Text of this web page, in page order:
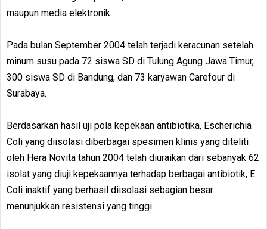
maupun media elektronik.
Pada bulan September 2004 telah terjadi keracunan setelah
minum susu pada 72 siswa SD di Tulung Agung Jawa Timur,
300 siswa SD di Bandung, dan 73 karyawan Carefour di
Surabaya.
Berdasarkan hasil uji pola kepekaan antibiotika, Escherichia
Coli yang diisolasi diberbagai spesimen klinis yang diteliti
oleh Hera Novita tahun 2004 telah diuraikan dari sebanyak 62
isolat yang diuji kepekaannya terhadap berbagai antibiotik, E.
Coli inaktif yang berhasil diisolasi sebagian besar
menunjukkan resistensi yang tinggi.